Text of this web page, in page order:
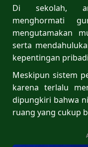
Di sekolah,
menghormati
mengutamakan
serta
kepentingan
Meskipun sistem
karena terlalu
dipungkiri bahwa
ruang yang cukup